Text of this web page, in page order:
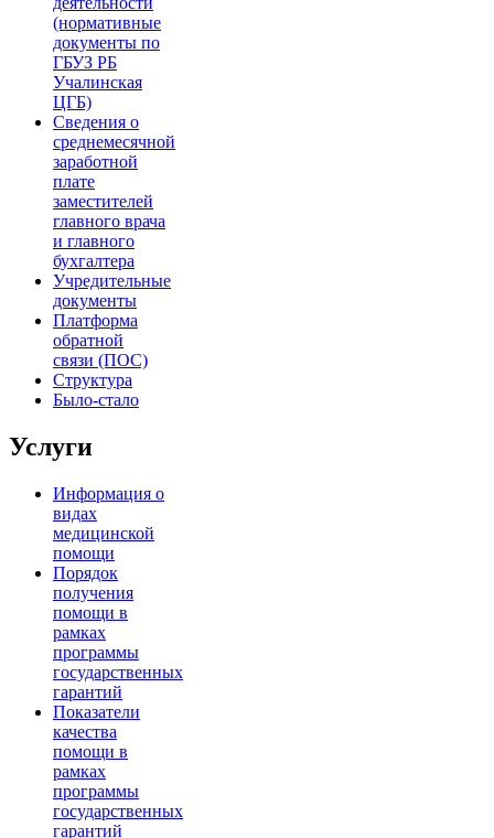
(нормативные
документы по
ГБУЗ РБ
Учалинская
ЦГБ)
Сведения о
среднемесячной
заработной
плате
заместителей
главного врача
и главного
бухгалтера
Учредительные
документы
Платформа
обратной
связи (ПОС)
Структура
Было-стало
Услуги
Информация о
видах
медицинской
помощи
Порядок
получения
помощи в
рамках
программы
государственных
гарантий
Показатели
качества
помощи в
рамках
программы
государственных
гарантий